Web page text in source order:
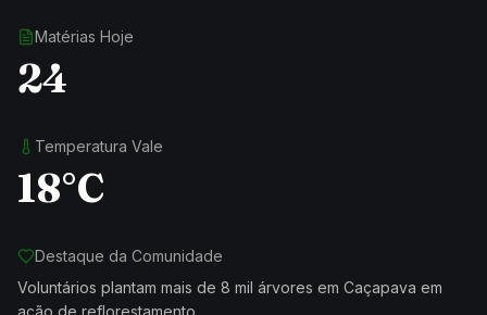
Matérias Hoje
24
Temperatura Vale
18°C
Destaque da Comunidade
Voluntários plantam mais de 8 mil árvores em Caçapava em
ação de reflorestamento.